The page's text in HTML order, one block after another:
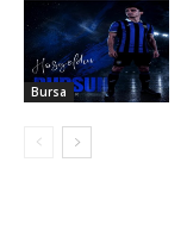
Bursa